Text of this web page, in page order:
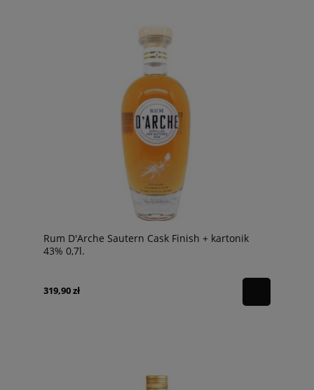
Rum D'Arche Sautern Cask Finish + kartonik
43% 0,7l.
319,90 zł